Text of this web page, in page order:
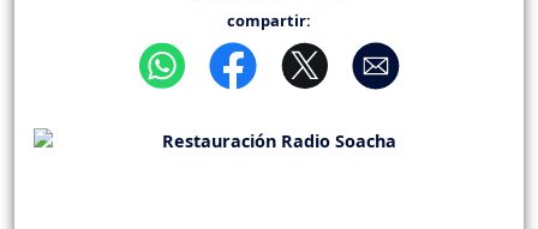
compartir: